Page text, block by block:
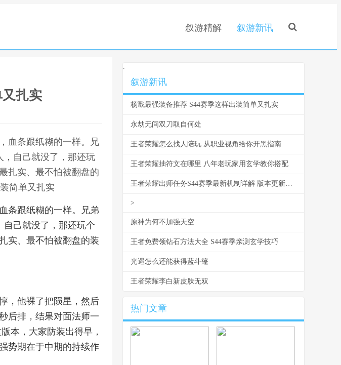
叙游精解 叙游新讯
扎实
血条跟纸糊的一样。兄
，自己就没了，那还玩
扎实、最不怕被翻盘的
简单又扎实
条跟纸糊的一样。兄弟
自己就没了，那还玩个
实、最不怕被翻盘的装
，他裸了把陨星，然后
后排，结果对面法师一
本，大家防装出得早，
势期在于中期的持续作
.
叙游新讯
杨戬最强装备推荐 S44赛季这样出装简单又扎实
永劫无间双刀取自何处
王者荣耀怎么找人陪玩 从职业视角给你开黑指南
王者荣耀抽符文在哪里 八年老玩家用玄学教你搭配
王者荣耀出师任务S44赛季最新机制详解 版本更新解析
>
原神为何不加强天空
王者免费领钻石方法大全 S44赛季亲测玄学技巧
光遇怎么还能获得蓝斗篷
王者荣耀李白新皮肤无双
热门文章